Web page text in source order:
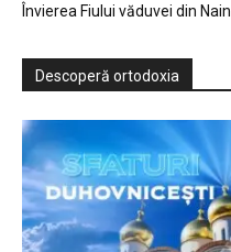
Învierea Fiului văduvei din Nain
Descoperă ortodoxia